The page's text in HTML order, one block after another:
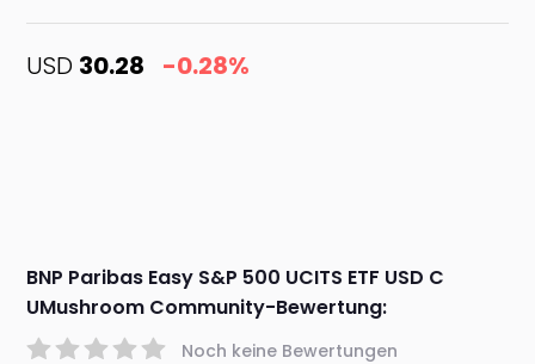
USD 30.28 -0.28%
BNP Paribas Easy S&P 500 UCITS ETF USD C
UMushroom Community-Bewertung:
Noch keine Bewertungen